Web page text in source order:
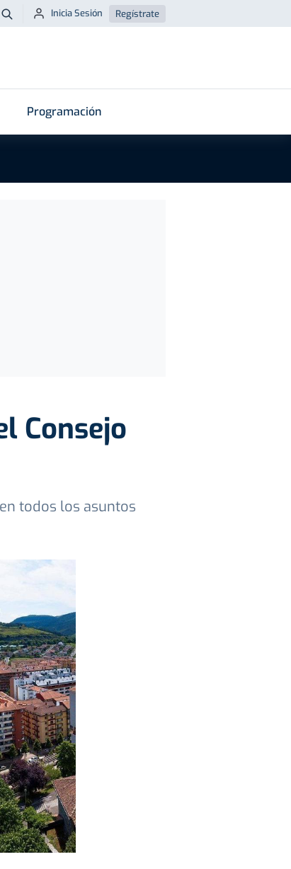
Buscar
Inicia Sesión Regístrate
Programación
Consejo
todos los asuntos